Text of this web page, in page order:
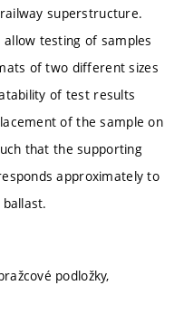
superstructure.
testing of samples
of two different sizes
of test results
of the sample on
that the supporting
approximately to
podložky,